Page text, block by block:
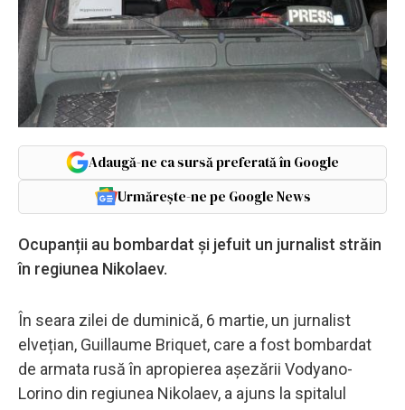
Adaugă-ne ca sursă preferată în Google
Urmărește-ne pe Google News
Ocupanții au bombardat și jefuit un jurnalist străin
în regiunea Nikolaev.
În seara zilei de duminică, 6 martie, un jurnalist
elvețian, Guillaume Briquet, care a fost bombardat
de armata rusă în apropierea așezării Vodyano-
Lorino din regiunea Nikolaev, a ajuns la spitalul